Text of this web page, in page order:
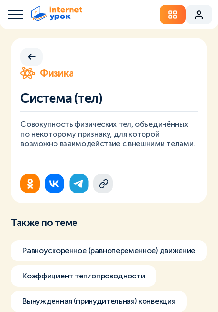
Физика
Система (тел)
Совокупность физических тел, объединённых
по некоторому признаку, для которой
возможно взаимодействие с внешними телами.
Также по теме
Равноускоренное (равнопеременное) движение
Коэффициент теплопроводности
Вынужденная (принудительная) конвекция